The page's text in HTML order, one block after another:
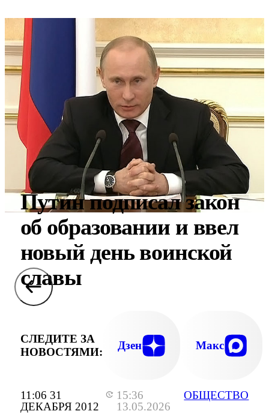
11:06 31
ДЕКАБРЯ 2012
15:36
13.05.2026
ОБЩЕСТВО
Путин подписал закон
об образовании и ввел
новый день воинской
славы
СЛЕДИТЕ ЗА
НОВОСТЯМИ:
Дзен Макс